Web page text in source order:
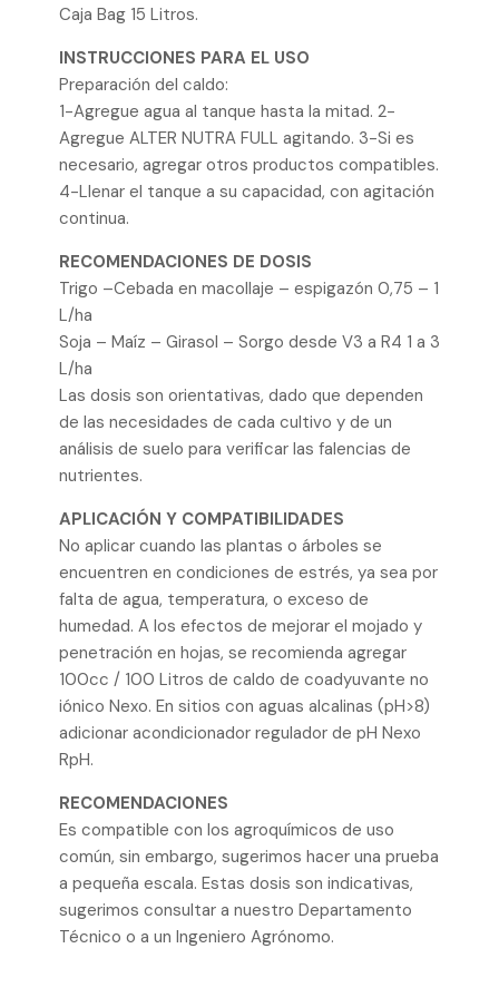
Caja Bag 15 Litros.
INSTRUCCIONES PARA EL USO
Preparación del caldo:
1-Agregue agua al tanque hasta la mitad. 2-
Agregue ALTER NUTRA FULL agitando. 3-Si es
necesario, agregar otros productos compatibles.
4-Llenar el tanque a su capacidad, con agitación
continua.
RECOMENDACIONES DE DOSIS
Trigo –Cebada en macollaje – espigazón 0,75 – 1
L/ha
Soja – Maíz – Girasol – Sorgo desde V3 a R4 1 a 3
L/ha
Las dosis son orientativas, dado que dependen
de las necesidades de cada cultivo y de un
análisis de suelo para verificar las falencias de
nutrientes.
APLICACIÓN Y COMPATIBILIDADES
No aplicar cuando las plantas o árboles se
encuentren en condiciones de estrés, ya sea por
falta de agua, temperatura, o exceso de
humedad. A los efectos de mejorar el mojado y
penetración en hojas, se recomienda agregar
100cc / 100 Litros de caldo de coadyuvante no
iónico Nexo. En sitios con aguas alcalinas (pH>8)
adicionar acondicionador regulador de pH Nexo
RpH.
RECOMENDACIONES
Es compatible con los agroquímicos de uso
común, sin embargo, sugerimos hacer una prueba
a pequeña escala. Estas dosis son indicativas,
sugerimos consultar a nuestro Departamento
Técnico o a un Ingeniero Agrónomo.